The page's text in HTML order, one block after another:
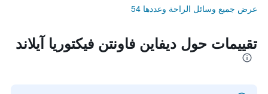
عرض جميع وسائل الراحة وعددها 54
تقييمات حول ديفاين فاونتن فيكتوريا آيلاند